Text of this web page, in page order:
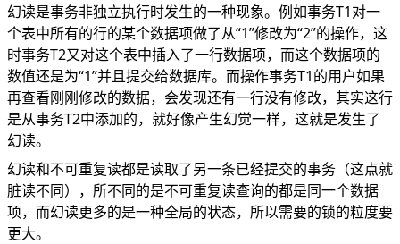
幻读是事务非独立执行时发生的一种现象。例如事务T1对一
个表中所有的行的某个数据项做了从“1”修改为“2”的操作，这
时事务T2又对这个表中插入了一行数据项，而这个数据项的
数值还是为“1”并且提交给数据库。而操作事务T1的用户如果
再查看刚刚修改的数据，会发现还有一行没有修改，其实这行
是从事务T2中添加的，就好像产生幻觉一样，这就是发生了
幻读。
幻读和不可重复读都是读取了另一条已经提交的事务（这点就
脏读不同），所不同的是不可重复读查询的都是同一个数据
项，而幻读更多的是一种全局的状态，所以需要的锁的粒度要
更大。